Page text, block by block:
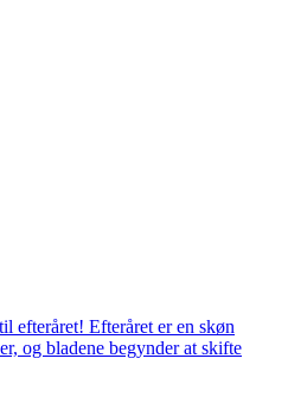
efteråret! Efteråret er en skøn
og bladene begynder at skifte